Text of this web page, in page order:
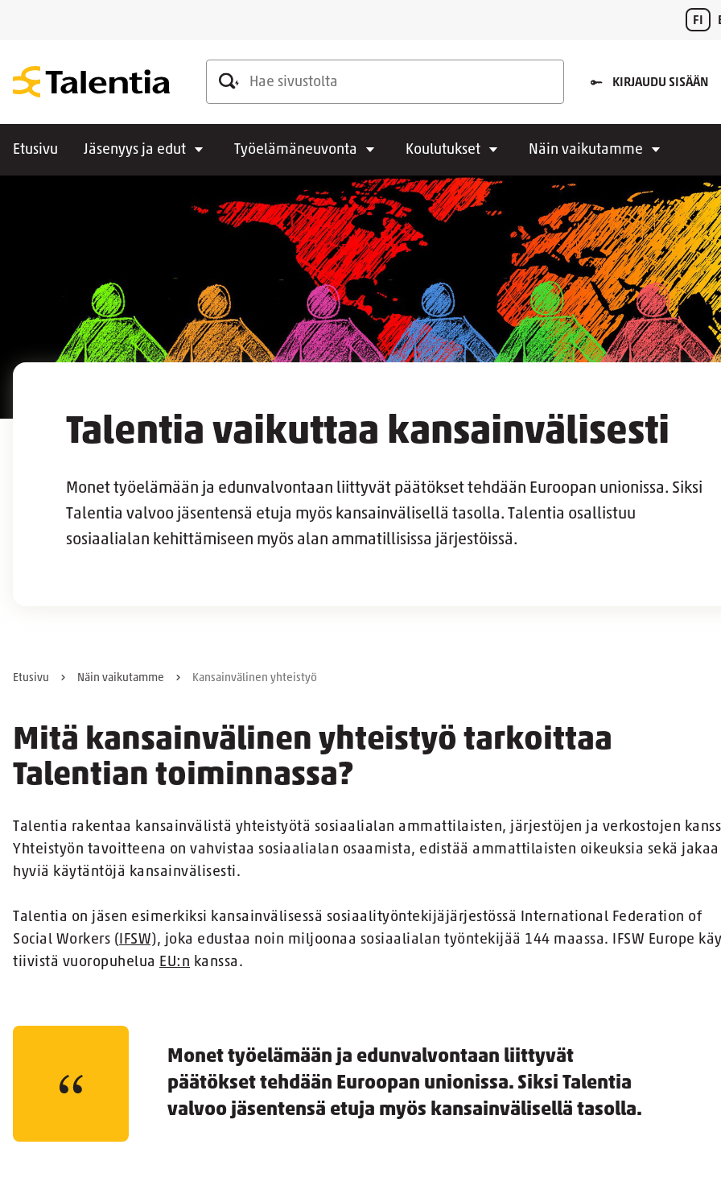
FI
Hae sivustolta
KIRJAUDU SISÄÄN
Etusivu Jäsenyys ja edut Työelämäneuvonta Koulutukset Näin vaikutamme
Talentia vaikuttaa kansainvälisesti
Monet työelämään ja edunvalvontaan liittyvät päätökset tehdään Euroopan unionissa. Siksi
Talentia valvoo jäsentensä etuja myös kansainvälisellä tasolla. Talentia osallistuu
sosiaalialan kehittämiseen myös alan ammatillisissa järjestöissä.
Etusivu Näin vaikutamme Kansainvälinen yhteistyö
Mitä kansainvälinen yhteistyö tarkoittaa
Talentian toiminnassa?
Talentia rakentaa kansainvälistä yhteistyötä sosiaalialan ammattilaisten, järjestöjen ja verkostojen
Yhteistyön tavoitteena on vahvistaa sosiaalialan osaamista, edistää ammattilaisten oikeuksia sekä jakaa
hyviä käytäntöjä kansainvälisesti.
Talentia on jäsen esimerkiksi kansainvälisessä sosiaalityöntekijäjärjestössä International Federation of
Social Workers (IFSW), joka edustaa noin miljoonaa sosiaalialan työntekijää 144 maassa. IFSW Europe
tiivistä vuoropuhelua EU:n kanssa.
Monet työelämään ja edunvalvontaan liittyvät
päätökset tehdään Euroopan unionissa. Siksi Talentia
valvoo jäsentensä etuja myös kansainvälisellä tasolla.